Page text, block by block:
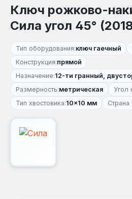
Ключ рожково-
Сила угол 45°
Тип оборудования:ключ гаечный
Конструкция:прямой
Назначение:12-ти гранный,
Размерность:метрическая Угол
Тип хвостовика:10×10 мм Страна